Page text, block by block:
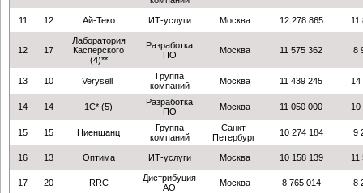
11 12 Ай-Теко ИТ-услуги Москва 12 278 865 11
12 17
Лаборатория
Касперского
(4)**
Разработка
ПО
Москва 11 575 362 8
13 10 Verysell
Группа
компаний
Москва 11 439 245 14
14 14 1C* (5)
Разработка
ПО
Москва 11 050 000 10
15 15 Ниеншанц
Группа
компаний
Санкт-
Петербург
10 274 184 9
16 13 Оптима ИТ-услуги Москва 10 158 139 11
17 20 RRC
Дистрибуция
АО
Москва 8 765 014 8